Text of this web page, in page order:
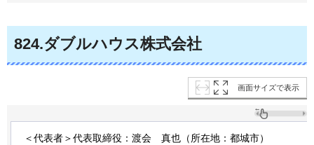
824.ダブルハウス株式会社
画面サイズで表示
＜代表者＞代表取締役：渡会 真也（所在地：都城市）